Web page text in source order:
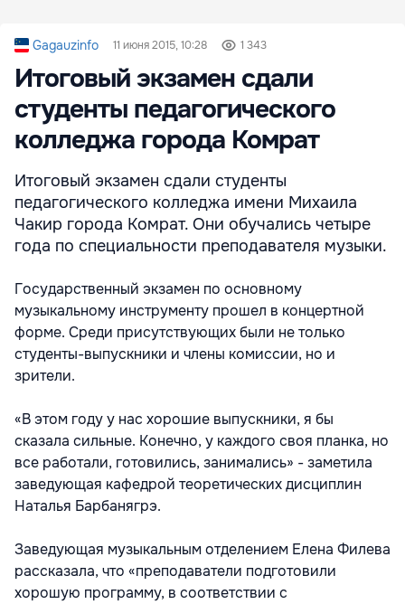
Gagauzinfo 11 июня 2015, 10:28 1 343
Итоговый экзамен сдали
студенты педагогического
колледжа города Комрат
Итоговый экзамен сдали студенты
педагогического колледжа имени Михаила
Чакир города Комрат. Они обучались четыре
года по специальности преподавателя музыки.
Государственный экзамен по основному
музыкальному инструменту прошел в концертной
форме. Среди присутствующих были не только
студенты-выпускники и члены комиссии, но и
зрители.
«В этом году у нас хорошие выпускники, я бы
сказала сильные. Конечно, у каждого своя планка, но
все работали, готовились, занимались» - заметила
заведующая кафедрой теоретических дисциплин
Наталья Барбанягрэ.
Заведующая музыкальным отделением Елена Филева
рассказала, что «преподаватели подготовили
хорошую программу, в соответствии с